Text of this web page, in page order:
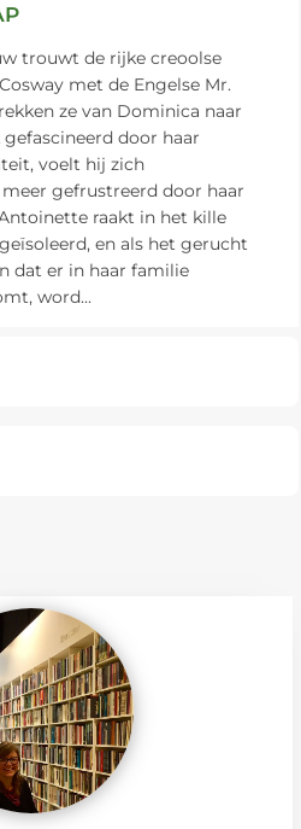
trouwt de rijke creoolse
met de Engelse Mr.
ze van Dominica naar
door haar
voelt hij zich
gefrustreerd door haar
raakt in het kille
en als het gerucht
dat er in haar familie
word...